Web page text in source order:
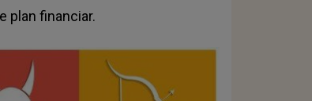
plan financiar.